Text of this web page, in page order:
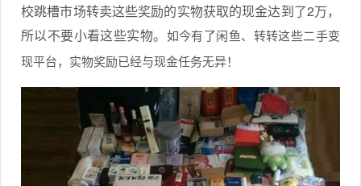
校跳槽市场转卖这些奖励的实物获取的现金达到了2万，
所以不要小看这些实物。
如今有了闲鱼、转转这些二手变
现平台，实物奖励已经与现金任务无异！